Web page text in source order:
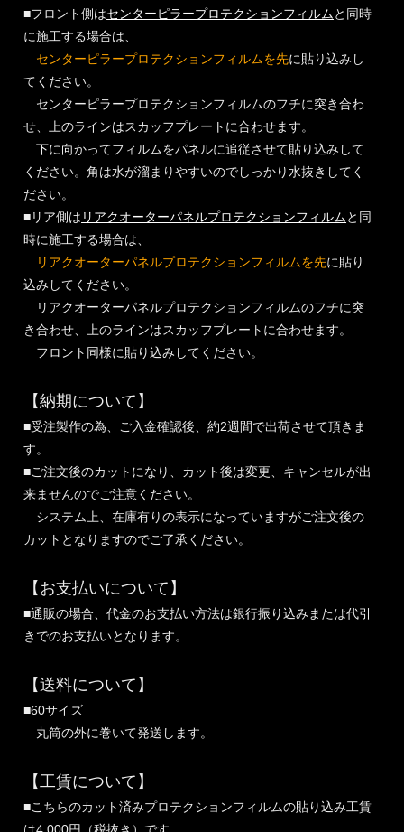
■フロント側はセンターピラープロテクションフィルムと同時
に施工する場合は、
センターピラープロテクションフィルムを先に貼り込みし
てください。
センターピラープロテクションフィルムのフチに突き合わ
せ、上のラインはスカッフプレートに合わせます。
下に向かってフィルムをパネルに追従させて貼り込みして
ください。角は水が溜まりやすいのでしっかり水抜きしてく
ださい。
■リア側は リアクオーターパネルプロテクションフィルムと同
時に施工する場合は、
リアクオーターパネルプロテクションフィルムを先に貼り
込みしてください。
リアクオーターパネルプロテクションフィルムのフチに突
き合わせ、上のラインはスカッフプレートに合わせます。
フロント同様に貼り込みしてください。
【納期について】
■受注製作の為、ご入金確認後、約2週間で出荷させて頂きま
す。
■ご注文後のカットになり、カット後は変更、キャンセルが出
来ませんのでご注意ください。
システム上、在庫有りの表示になっていますがご注文後の
カットとなりますのでご了承ください。
【お支払いについて】
■通販の場合、代金のお支払い方法は銀行振り込みまたは代引
きでのお支払いとなります。
【送料について】
■60サイズ
丸筒の外に巻いて発送します。
【工賃について】
■こちらのカット済みプロテクションフィルムの貼り込み工賃